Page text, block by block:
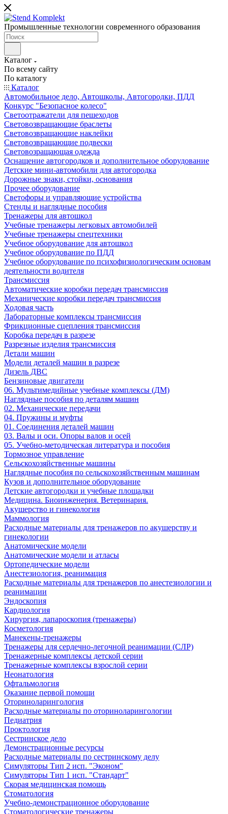
Промышленные технологии современного образования
Каталог
По всему сайту
По каталогу
Каталог
Автомобильное дело, Автошколы, Автогородки, ПДД
Конкурс "Безопасное колесо"
Светоотражатели для пешеходов
Световозвращающие браслеты
Световозвращающие наклейки
Световозвращающие подвески
Световозращающая одежда
Оснащение автогородков и дополнительное оборудование
Детские мини-автомобили для автогородка
Дорожные знаки, стойки, основания
Прочее оборудование
Светофоры и управляющие устройства
Стенды и наглядные пособия
Тренажеры для автошкол
Учебные тренажеры легковых автомобилей
Учебные тренажеры спецтехники
Учебное оборудование для автошкол
Учебное оборудование по ПДД
Учебное оборудование по психофизиологическим основам
деятельности водителя
Трансмиссия
Автоматические коробки передач трансмиссия
Механические коробки передач трансмиссия
Ходовая часть
Лабораторные комплексы трансмиссия
Фрикционные сцепления трансмиссия
Коробка передач в разрезе
Разрезные изделия трансмиссия
Детали машин
Модели деталей машин в разрезе
Дизель ДВС
Бензиновые двигатели
06. Мультимедийные учебные комплексы (ДМ)
Наглядные пособия по деталям машин
02. Механические передачи
04. Пружины и муфты
01. Соединения деталей машин
03. Валы и оси. Опоры валов и осей
05. Учебно-методическая литература и пособия
Тормозное управление
Сельскохозяйственные машины
Наглядные пособия по сельскохозяйственным машинам
Кузов и дополнительное оборудование
Детские автогородки и учебные площадки
Медицина. Биоинженерия. Ветеринария.
Акушерство и гинекология
Маммология
Расходные материалы для тренажеров по акушерству и
гинекологии
Анатомические модели
Анатомические модели и атласы
Ортопедические модели
Анестезиология, реанимация
Расходные материалы для тренажеров по анестезиологии и
реанимации
Эндоскопия
Кардиология
Хирургия, лапароскопия (тренажеры)
Косметология
Манекены-тренажеры
Тренажеры для сердечно-легочной реанимации (СЛР)
Тренажерные комплексы детской серии
Тренажерные комплексы взрослой серии
Неонатология
Офтальмология
Оказание первой помощи
Оториноларингология
Расходные материалы по оториноларингологии
Педиатрия
Проктология
Сестринское дело
Демонстрационные ресурсы
Расходные материалы по сестринскому делу
Симуляторы Тип 2 исп. "Эконом"
Симуляторы Тип 1 исп. "Стандарт"
Скорая медицинская помощь
Стоматология
Учебно-демонстрационное оборудование
Стоматологические тренажеры